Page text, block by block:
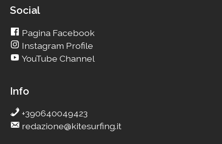
Social
Pagina Facebook
Instagram Profile
YouTube Channel
Info
+390640049423
redazione@kitesurfing.it